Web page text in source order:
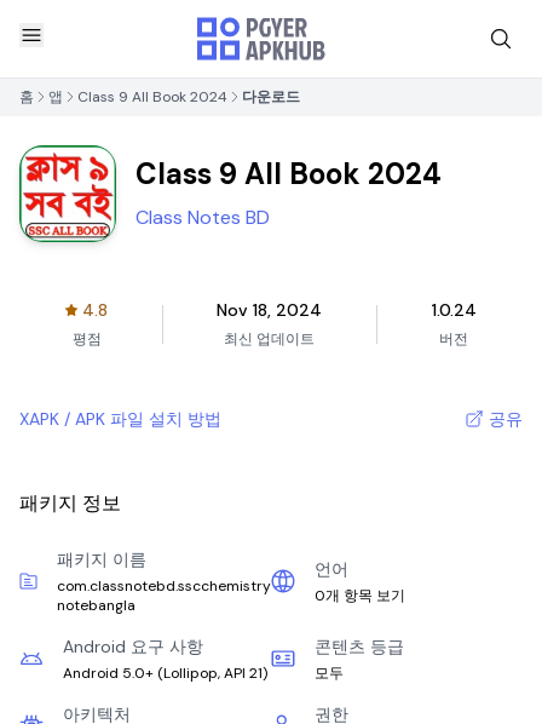
홈 앱 Class 9 All Book 2024 다운로드
Class 9 All Book 2024
Class Notes BD
4.8
평점
Nov 18, 2024
최신 업데이트
1.0.24
버전
XAPK / APK 파일 설치 방법 공유
패키지 정보
패키지 이름
com.classnotebd.sscchemistry
notebangla
언어
0개 항목 보기
Android 요구 사항
Android 5.0+ (Lollipop, API 21)
콘텐츠 등급
모두
아키텍처 권한